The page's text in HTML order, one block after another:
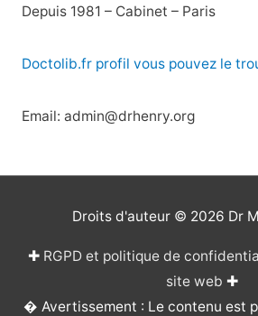
Depuis 1981 – Cabinet – Paris
Doctolib.fr profil vous pouvez le
Email: admin@drhenry.org
Droits d'auteur © 2026 Dr
✚ RGPD et politique de
site web ✚
� Avertissement : Le contenu est